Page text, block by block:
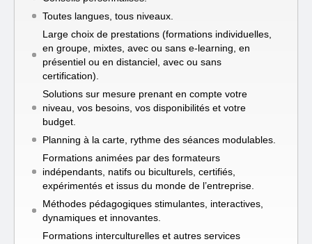
Toutes langues, tous niveaux.
Large choix de prestations (formations individuelles,
en groupe, mixtes, avec ou sans e-learning, en
présentiel ou en distanciel, avec ou sans
certification).
Solutions sur mesure prenant en compte votre
niveau, vos besoins, vos disponibilités et votre
budget.
Planning à la carte, rythme des séances modulables.
Formations animées par des formateurs
indépendants, natifs ou biculturels, certifiés,
expérimentés et issus du monde de l’entreprise.
Méthodes pédagogiques stimulantes, interactives,
dynamiques et innovantes.
Formations interculturelles et autres services